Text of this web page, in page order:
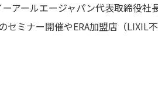
アールエージャパン代表取締役社
ミナー開催やERA加盟店（LIXIL